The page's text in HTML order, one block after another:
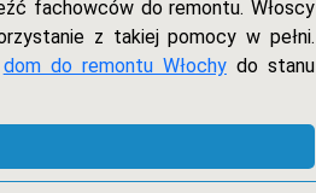
fachowców do remontu. Włoscy
z takiej pomocy w pełni.
dom do remontu Włochydo stanu